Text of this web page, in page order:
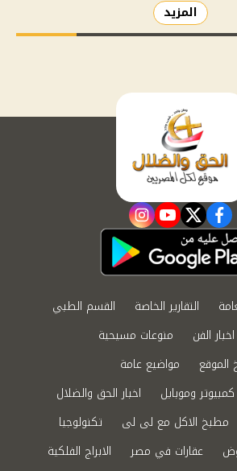
المزيد
facebook
twitter
youtube
instagram
التقارير الخاصة
القسم الطبي
اخبار الفن
منوعات مسيحية
مواضيع عامة
كمبيوتر وموبايل
اخبار الحق والضلال
مطبخ الاكل مع لى لى
تكنولوجيا
عقارات في مصر
الابراج الفلكية